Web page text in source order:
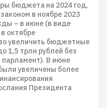
бюджета на 2024 год,
в ноябре 2023
– в июне (в виде
октябре
увеличить бюджетные
1,5 трлн рублей без
парламент). В июне
увеличены более
Президента